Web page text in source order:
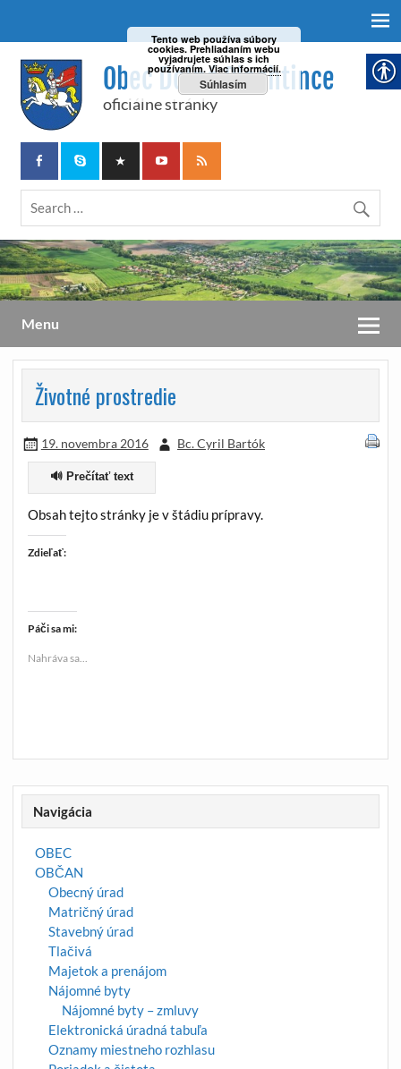
Obec Dolné Plachtince
oficiálne stránky
Menu
Životné prostredie
19. novembra 2016 Bc. Cyril Bartók
🔊 Prečítať text
Obsah tejto stránky je v štádiu prípravy.
Zdieľať:
Páči sa mi:
Nahráva sa...
Navigácia
OBEC
OBČAN
Obecný úrad
Matričný úrad
Stavebný úrad
Tlačivá
Majetok a prenájom
Nájomné byty
Nájomné byty – zmluvy
Elektronická úradná tabuľa
Oznamy miestneho rozhlasu
Tento web používa súbory
cookies. Prehliadaním webu
vyjadrujete súhlas s ich
používaním. Viac informácií.
Súhlasím